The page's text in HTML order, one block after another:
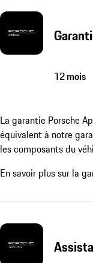
12 mois
La garantie Porsche
équivalent à notre
les composants du
En savoir plus sur la